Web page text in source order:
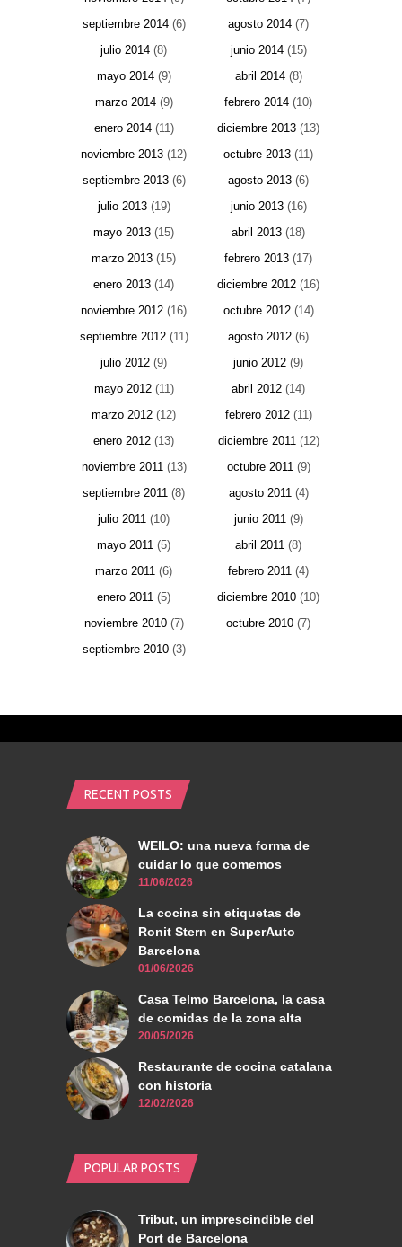
septiembre 2014(6) agosto 2014 (7)
julio 2014 (8) junio 2014(15)
mayo 2014(9) abril 2014(8)
marzo 2014(9) febrero 2014 (10)
enero 2014(11) diciembre 2013 (13)
noviembre 2013 (12) octubre 2013 (11)
septiembre 2013(6) agosto 2013 (6)
julio 2013(19) junio 2013(16)
mayo 2013 (15) abril 2013 (18)
marzo 2013 (15) febrero 2013 (17)
enero 2013 (14) diciembre 2012 (16)
noviembre 2012 (16) octubre 2012(14)
septiembre 2012(11) agosto 2012 (6)
julio 2012 (9) junio 2012 (9)
mayo 2012(11) abril 2012 (14)
marzo 2012 (12) febrero 2012(11)
enero 2012 (13) diciembre 2011(12)
noviembre 2011(13) octubre 2011(9)
septiembre 2011 (8) agosto 2011(4)
julio 2011 (10) junio 2011(9)
mayo 2011 (5) abril 2011 (8)
marzo 2011 (6) febrero 2011 (4)
enero 2011 (5) diciembre 2010 (10)
noviembre 2010(7) octubre 2010 (7)
septiembre 2010(3)
RECENT POSTS
WEILO: una nueva forma de
cuidar lo que comemos
11/06/2026
La cocina sin etiquetas de
Ronit Stern en SuperAuto
Barcelona
01/06/2026
Casa Telmo Barcelona, la casa
de comidas de la zona alta
20/05/2026
Restaurante de cocina catalana
con historia
12/02/2026
POPULAR POSTS
Tribut, un imprescindible del
Port de Barcelona